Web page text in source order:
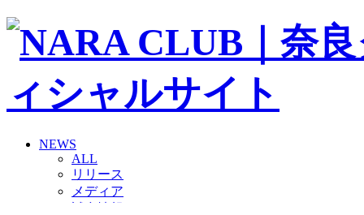
NEWS
ALL
リリース
メディア